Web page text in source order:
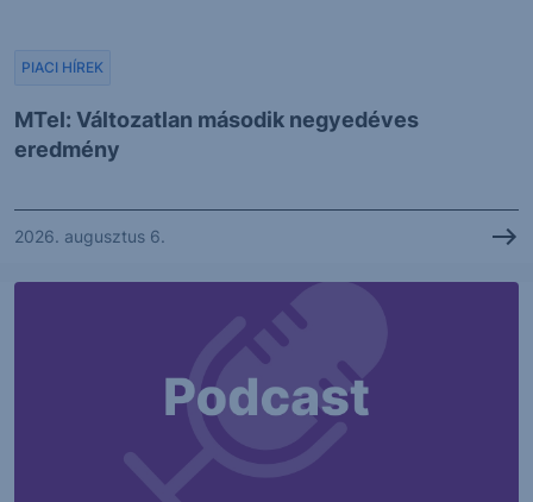
MTel: Változatlan második negyedéves
eredmény
PIACI HÍREK
2026. augusztus 6.